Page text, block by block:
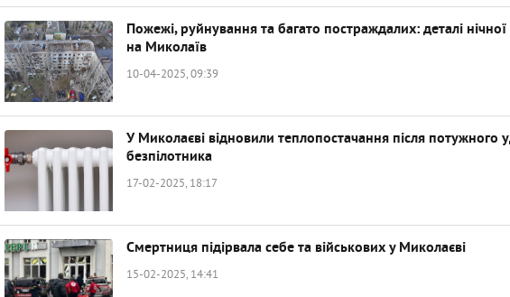
Пожежі, руйнування та багато постраждалих: деталі нічної
на Миколаїв
10-04-2025, 09:39
У Миколаєві відновили теплопостачання після потужного
безпілотника
17-02-2025, 18:17
Смертниця підірвала себе та військових у Миколаєві
15-02-2025, 14:41